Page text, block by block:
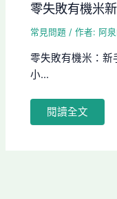
零失敗有機米
常見問題 / 作者: 阿
零失敗有機米：新
小...
閱讀全文